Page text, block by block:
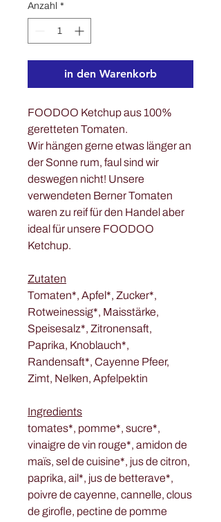
Anzahl *
in den Warenkorb
FOODOO Ketchup aus 100%
geretteten Tomaten.
Wir hängen gerne etwas länger an
der Sonne rum, faul sind wir
deswegen nicht! Unsere
verwendeten Berner Tomaten
waren zu reif für den Handel aber
ideal für unsere FOODOO
Ketchup.
Zutaten
Tomaten*, Apfel*, Zucker*,
Rotweinessig*, Maisstärke,
Speisesalz*, Zitronensaft,
Paprika, Knoblauch*,
Randensaft*, Cayenne Pfeer,
Zimt, Nelken, Apfelpektin
Ingredients
tomates*, pomme*, sucre*,
vinaigre de vin rouge*, amidon de
maïs, sel de cuisine*, jus de citron,
paprika, ail*, jus de betterave*,
poivre de cayenne, cannelle, clous
de girofle, pectine de pomme